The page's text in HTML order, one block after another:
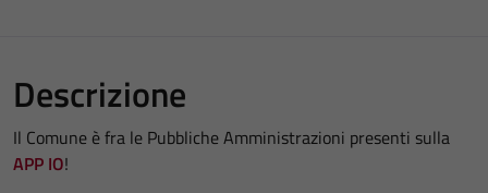
Descrizione
Il Comune è fra le Pubbliche Amministrazioni presenti sulla
APP IO!